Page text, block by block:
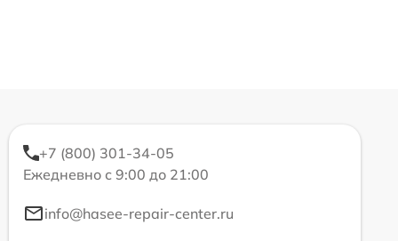
+7 (800) 301-34-05
Ежедневно с 9:00 до 21:00
info@hasee-repair-center.ru